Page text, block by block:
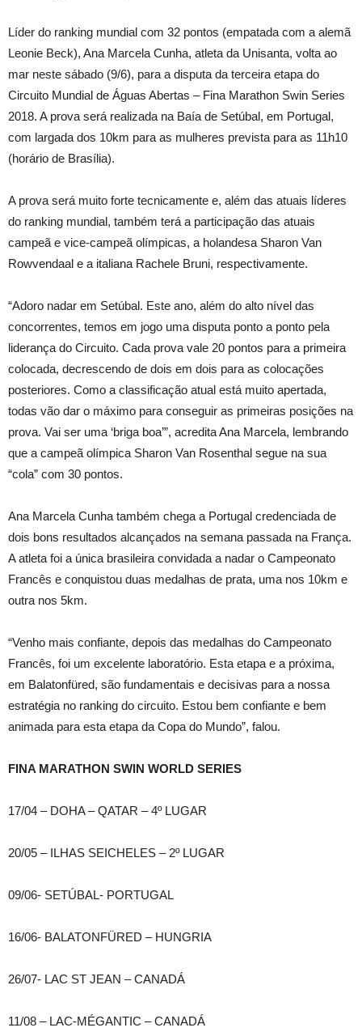
Líder do ranking mundial com 32 pontos (empatada com a alemã
Leonie Beck), Ana Marcela Cunha, atleta da Unisanta, volta ao
mar neste sábado (9/6), para a disputa da terceira etapa do
Circuito Mundial de Águas Abertas – Fina Marathon Swin Series
2018. A prova será realizada na Baía de Setúbal, em Portugal,
com largada dos 10km para as mulheres prevista para as 11h10
(horário de Brasília).
A prova será muito forte tecnicamente e, além das atuais líderes
do ranking mundial, também terá a participação das atuais
campeã e vice-campeã olímpicas, a holandesa Sharon Van
Rowvendaal e a italiana Rachele Bruni, respectivamente.
“Adoro nadar em Setúbal. Este ano, além do alto nível das
concorrentes, temos em jogo uma disputa ponto a ponto pela
liderança do Circuito. Cada prova vale 20 pontos para a primeira
colocada, decrescendo de dois em dois para as colocações
posteriores. Como a classificação atual está muito apertada,
todas vão dar o máximo para conseguir as primeiras posições na
prova. Vai ser uma ‘briga boa’”, acredita Ana Marcela, lembrando
que a campeã olímpica Sharon Van Rosenthal segue na sua
“cola” com 30 pontos.
Ana Marcela Cunha também chega a Portugal credenciada de
dois bons resultados alcançados na semana passada na França.
A atleta foi a única brasileira convidada a nadar o Campeonato
Francês e conquistou duas medalhas de prata, uma nos 10km e
outra nos 5km.
“Venho mais confiante, depois das medalhas do Campeonato
Francês, foi um excelente laboratório. Esta etapa e a próxima,
em Balatonfüred, são fundamentais e decisivas para a nossa
estratégia no ranking do circuito. Estou bem confiante e bem
animada para esta etapa da Copa do Mundo”, falou.
FINA MARATHON SWIN WORLD SERIES
17/04 – DOHA – QATAR – 4º LUGAR
20/05 – ILHAS SEICHELES – 2º LUGAR
09/06- SETÚBAL- PORTUGAL
16/06- BALATONFÜRED – HUNGRIA
26/07- LAC ST JEAN – CANADÁ
11/08 – LAC-MÉGANTIC – CANADÁ